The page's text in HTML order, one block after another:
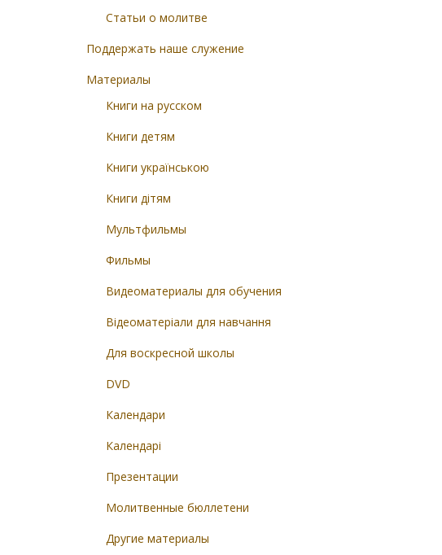
Статьи о молитве
Поддержать наше служение
Материалы
Книги на русском
Книги детям
Книги українською
Книги дітям
Мультфильмы
Фильмы
Видеоматериалы для обучения
Відеоматеріали для навчання
Для воскресной школы
DVD
Календари
Календарі
Презентации
Молитвенные бюллетени
Другие материалы